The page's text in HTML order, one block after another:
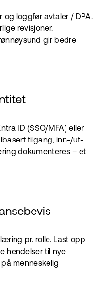
og loggfør avtaler / DPA.
revisjoner.
gir bedre
ID (SSO/MFA) eller
tilgang, inn-/ut-
dokumenteres – et
pr. rolle. Last opp
hendelser til nye
menneskelig